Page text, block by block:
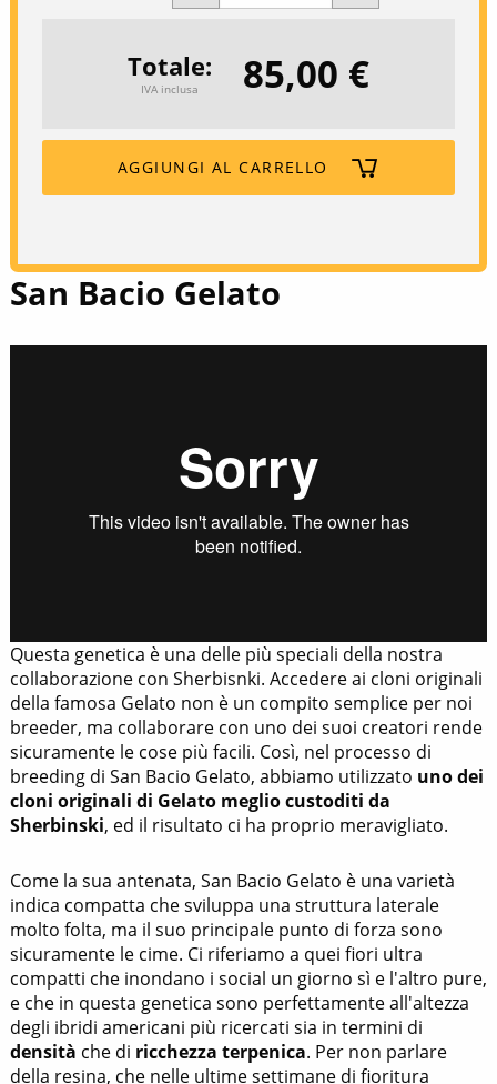
Totale
IVA inclusa 85,00 €
AGGIUNGI AL CARRELLO
San Bacio Gelato
Questa genetica è una delle più speciali della nostra
collaborazione con Sherbisnki. Accedere ai cloni originali
della famosa Gelato non è un compito semplice per noi
breeder, ma collaborare con uno dei suoi creatori rende
sicuramente le cose più facili. Così, nel processo di
breeding di San Bacio Gelato, abbiamo utilizzato uno dei
cloni originali di Gelato meglio custoditi da
Sherbinski, ed il risultato ci ha proprio meravigliato.
Come la sua antenata, San Bacio Gelato è una varietà
indica compatta che sviluppa una struttura laterale
molto folta, ma il suo principale punto di forza sono
sicuramente le cime. Ci riferiamo a quei fiori ultra
compatti che inondano i social un giorno sì e l'altro pure,
e che in questa genetica sono perfettamente all'altezza
degli ibridi americani più ricercati sia in termini di
densità che di ricchezza terpenica. Per non parlare
della resina, che nelle ultime settimane di fioritura